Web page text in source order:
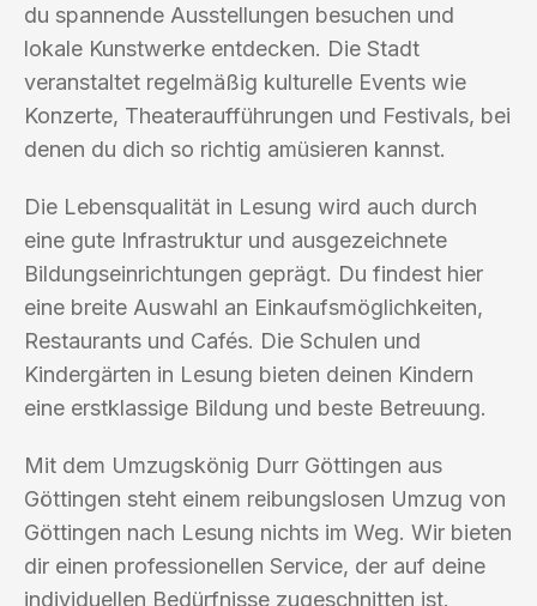
du spannende Ausstellungen besuchen und
lokale Kunstwerke entdecken. Die Stadt
veranstaltet regelmäßig kulturelle Events wie
Konzerte, Theateraufführungen und Festivals, bei
denen du dich so richtig amüsieren kannst.
Die Lebensqualität in Lesung wird auch durch
eine gute Infrastruktur und ausgezeichnete
Bildungseinrichtungen geprägt. Du findest hier
eine breite Auswahl an Einkaufsmöglichkeiten,
Restaurants und Cafés. Die Schulen und
Kindergärten in Lesung bieten deinen Kindern
eine erstklassige Bildung und beste Betreuung.
Mit dem Umzugskönig Durr Göttingen aus
Göttingen steht einem reibungslosen Umzug von
Göttingen nach Lesung nichts im Weg. Wir bieten
dir einen professionellen Service, der auf deine
individuellen Bedürfnisse zugeschnitten ist.